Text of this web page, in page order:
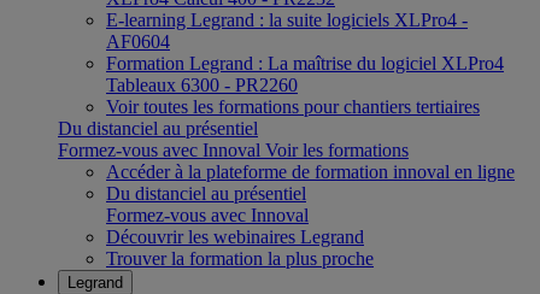
E-learning Legrand : la suite logiciels XLPro4 -
AF0604
Formation Legrand : La maîtrise du logiciel XLPro4
Tableaux 6300 - PR2260
Voir toutes les formations pour chantiers tertiaires
Du distanciel au présentiel
Formez-vous avec Innoval Voir les formations
Accéder à la plateforme de formation innoval en ligne
Du distanciel au présentiel
Formez-vous avec Innoval
Découvrir les webinaires Legrand
Trouver la formation la plus proche
Legrand